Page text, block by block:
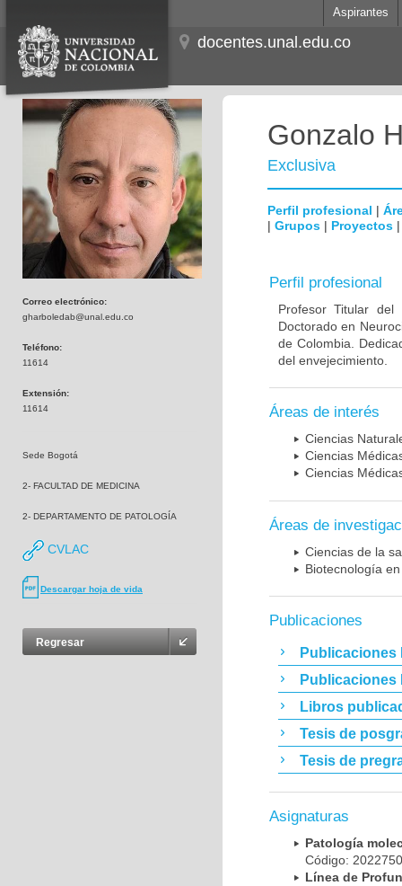
Aspirantes
docentes.unal.edu.co
Correo electrónico:
gharboledab@unal.edu.co
Teléfono:
11614
Extensión:
11614
Sede Bogotá
2- FACULTAD DE MEDICINA
2- DEPARTAMENTO DE PATOLOGÍA
CVLAC
Descargar hoja de vida
Regresar
Gonzalo
Exclusiva
Perfil profesional |
| Grupos | Proyectos
Perfil profesional
Profesor Titular
Doctorado en
de Colombia.
del envejecimiento.
Áreas de interés
Ciencias
Ciencias
Ciencias
Áreas de
Ciencias de la
Biotecnología
Publicaciones
Publicaciones
Publicaciones
Libros
Tesis de
Tesis de
Asignaturas
Patología
Código:
Línea de